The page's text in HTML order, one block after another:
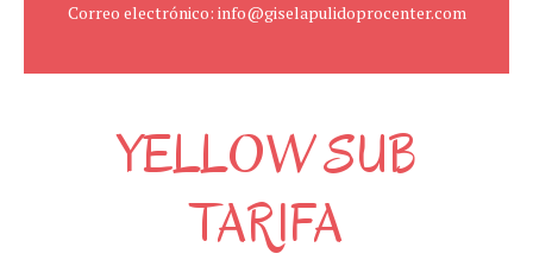
Correo electrónico: info@giselapulidoprocenter.com
YELLOW SUB
TARIFA